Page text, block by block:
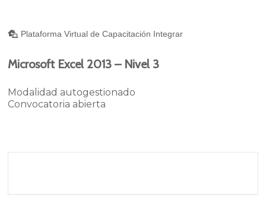
Plataforma Virtual de Capacitación Integrar
Microsoft Excel 2013 – Nivel 3
Modalidad autogestionado
Convocatoria abierta